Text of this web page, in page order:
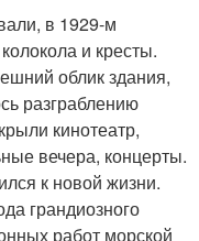
в 1929-м
и кресты.
облик здания,
разграблению
кинотеатр,
вечера, концерты.
к новой жизни.
грандиозного
работ морской